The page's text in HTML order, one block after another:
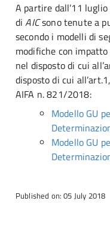
A partire dall’11
diAICsono tenute a
secondo i modelli di
modifiche con
nel disposto di cui
disposto di cui
AIFA n. 821/2018:
Modello GU
Modello GU
Published on: 05 July 2018